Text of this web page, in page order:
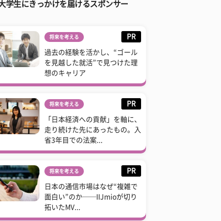
学生にきっかけを届けるスポンサー
将来を考える PR
過去の経験を活かし、“ゴール
を見越した就活”で見つけた理
想のキャリア
将来を考える PR
「日本経済への貢献」を軸に、
走り続けた先にあったもの。入
省3年目での法案...
将来を考える PR
日本の通信市場はなぜ“複雑で
面白い”のか──IIJmioが切り
拓いたMV...